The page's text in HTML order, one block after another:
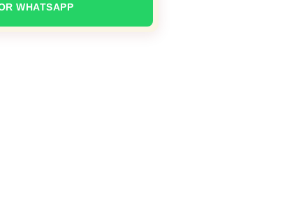
WHATSAPP